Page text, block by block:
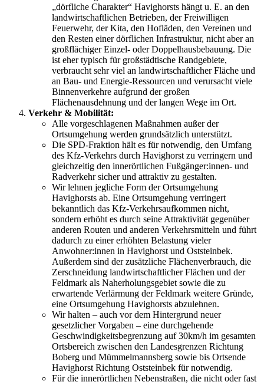
„dörfliche Charakter“ Havighorsts hängt u. E. an den
landwirtschaftlichen Betrieben, der Freiwilligen
Feuerwehr, der Kita, den Hofläden, den Vereinen und
den Resten einer dörflichen Infrastruktur, nicht aber an
großflächiger Einzel- oder Doppelhausbebauung. Die
ist eher typisch für großstädtische Randgebiete,
verbraucht sehr viel an landwirtschaftlicher Fläche und
an Bau- und Energie-Ressourcen und verursacht viele
Binnenverkehre aufgrund der großen
Flächenausdehnung und der langen Wege im Ort.
Verkehr & Mobilität:
Alle vorgeschlagenen Maßnahmen außer der
Ortsumgehung werden grundsätzlich unterstützt.
Die SPD-Fraktion hält es für notwendig, den Umfang
des Kfz-Verkehrs durch Havighorst zu verringern und
gleichzeitig den innerörtlichen Fußgänger:innen- und
Radverkehr sicher und attraktiv zu gestalten.
Wir lehnen jegliche Form der Ortsumgehung
Havighorsts ab. Eine Ortsumgehung verringert
bekanntlich das Kfz-Verkehrsaufkommen nicht,
sondern erhöht es durch seine Attraktivität gegenüber
anderen Routen und anderen Verkehrsmitteln und führt
dadurch zu einer erhöhten Belastung vieler
Anwohner:innen in Havighorst und Oststeinbek.
Außerdem sind der zusätzliche Flächenverbrauch, die
Zerschneidung landwirtschaftlicher Flächen und der
Feldmark als Naherholungsgebiet sowie die zu
erwartende Verlärmung der Feldmark weitere Gründe,
eine Ortsumgehung Havighorsts abzulehnen.
Wir halten – auch vor dem Hintergrund neuer
gesetzlicher Vorgaben – eine durchgehende
Geschwindigkeitsbegrenzung auf 30km/h im gesamten
Ortsbereich zwischen den Landesgrenzen Richtung
Boberg und Mümmelmannsberg sowie bis Ortsende
Havighorst Richtung Oststeinbek für notwendig.
Für die innerörtlichen Nebenstraßen, die nicht oder fast